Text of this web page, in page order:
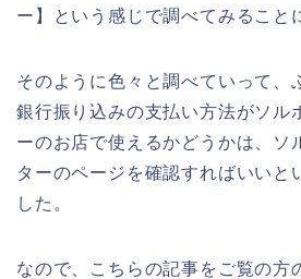
ー】という感じで調べてみること
そのように色々と調べていって、
銀行振り込みの支払い方法がソル
ーのお店で使えるかどうかは、ソ
ターのページを確認すればいいと
した。
なので、こちらの記事をご覧の方